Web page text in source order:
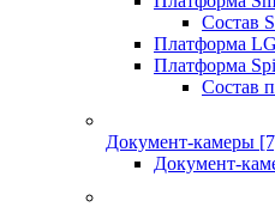
Состав
Платформа LG
Платформа
Состав
Документ-камеры
Документ-